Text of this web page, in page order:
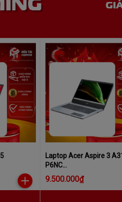
Win11
Laptop Acer Aspire 3
P6NC
N6000/4GB/512GB/
9.500.000₫